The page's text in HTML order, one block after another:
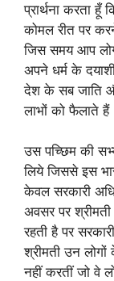
प्रार्थना करता
कोमल रीत पर
जिस समय आप
अपने धर्म के
देश के सब जाति
लाभों को फैलाते
उस पच्छिम की
लिये जिससे इस
केवल सरकारी
अवसर पर
रहती है पर
श्रीमती उन
नहीं करतीं जो वे